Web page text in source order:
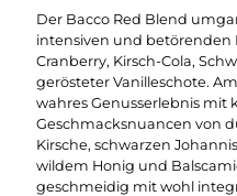
Der Bacco Red Blend
intensiven und betörenden
Cranberry, Kirsch-Cola,
gerösteter Vanilleschote.
wahres Genusserlebnis mit
Geschmacksnuancen von
Kirsche, schwarzen
wildem Honig und
geschmeidig mit wohl